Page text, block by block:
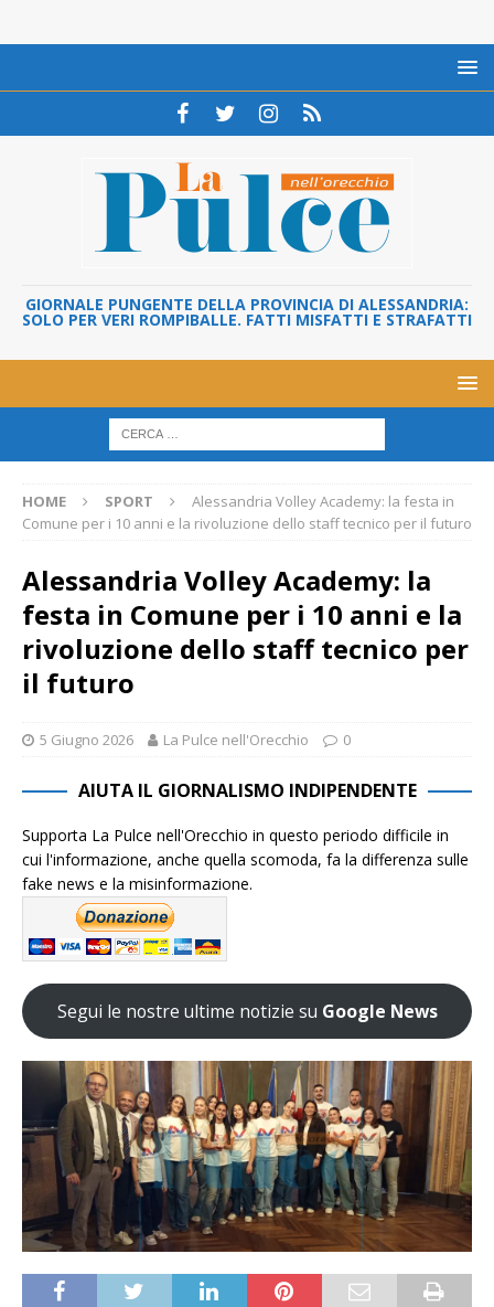
GIORNALE PUNGENTE DELLA PROVINCIA DI ALESSANDRIA:
SOLO PER VERI ROMPIBALLE. FATTI MISFATTI E STRAFATTI
HOME SPORT
Alessandria Volley Academy: la festa in
Comune per i 10 anni e la rivoluzione dello staff tecnico per il futuro
Alessandria Volley Academy: la
festa in Comune per i 10 anni e la
rivoluzione dello staff tecnico per
il futuro
5 Giugno 2026 La Pulce nell'Orecchio 0
AIUTA IL GIORNALISMO INDIPENDENTE
Supporta La Pulce nell'Orecchio in questo periodo difficile in
cui l'informazione, anche quella scomoda, fa la differenza sulle
fake news e la misinformazione.
Segui le nostre ultime notizie su Google News